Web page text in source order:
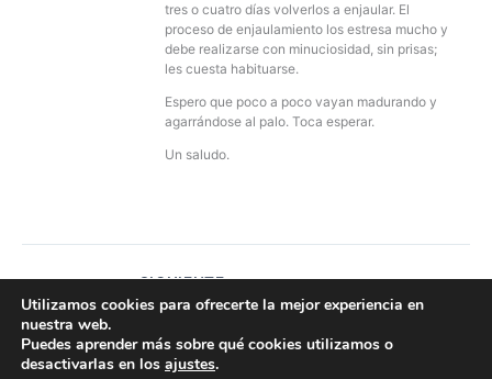
tres o cuatro días volverlos a enjaular. El
proceso de enjaulamiento los estresa mucho y
debe realizarse con minuciosidad, sin prisas;
les cuesta habituarse.
Espero que poco a poco vayan madurando y
agarrándose al palo. Toca esperar.
Un saludo.
SIGUIENTE
Todos los derechos © 2026 Asociación Wilhelm Trute | Funciona
gracias aTema Astra para WordPress
Utilizamos cookies para ofrecerte la mejor experiencia en
nuestra web.
Puedes aprender más sobre qué cookies utilizamos o
desactivarlas en los ajustes.